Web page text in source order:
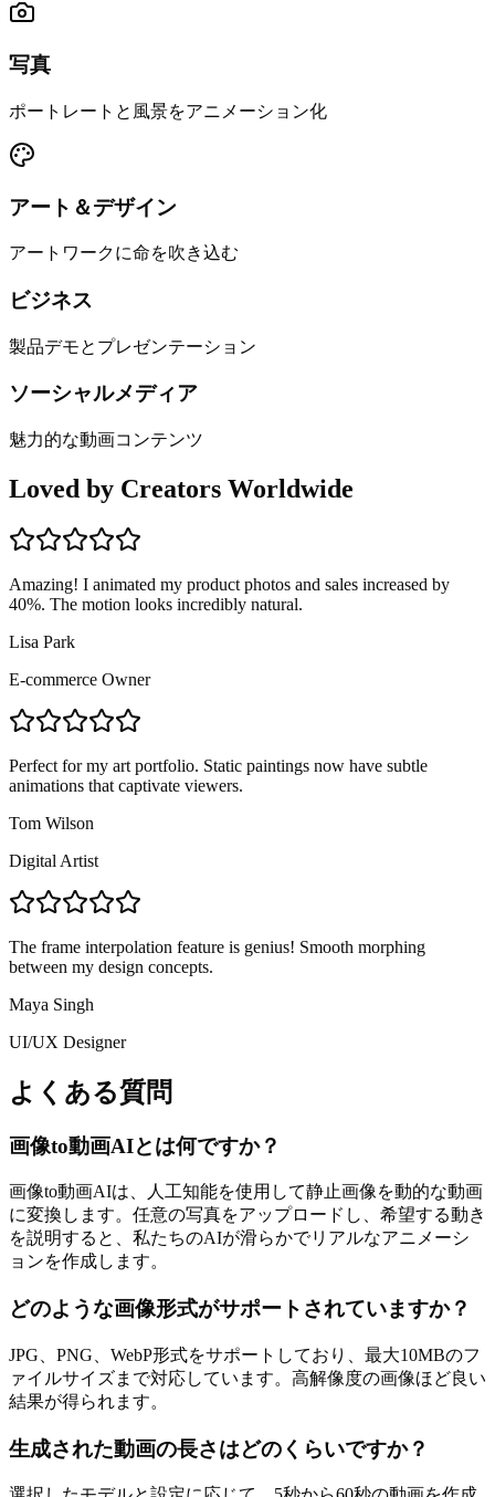
写真
ポートレートと風景をアニメーション化
アート＆デザイン
アートワークに命を吹き込む
ビジネス
製品デモとプレゼンテーション
ソーシャルメディア
魅力的な動画コンテンツ
Loved by Creators Worldwide
Amazing! I animated my product photos and sales increased by
40%. The motion looks incredibly natural.
Lisa Park
E-commerce Owner
Perfect for my art portfolio. Static paintings now have subtle
animations that captivate viewers.
Tom Wilson
Digital Artist
The frame interpolation feature is genius! Smooth morphing
between my design concepts.
Maya Singh
UI/UX Designer
よくある質問
画像to動画AIとは何ですか？
画像to動画AIは、人工知能を使用して静止画像を動的な動画
に変換します。任意の写真をアップロードし、希望する動き
を説明すると、私たちのAIが滑らかでリアルなアニメーシ
ョンを作成します。
どのような画像形式がサポートされていますか？
JPG、PNG、WebP形式をサポートしており、最大10MBのフ
ァイルサイズまで対応しています。高解像度の画像ほど良い
結果が得られます。
生成された動画の長さはどのくらいですか？